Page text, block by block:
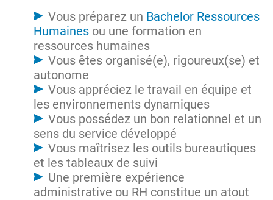
Vous préparez un Bachelor Ressources
Humaines ou une formation en
ressources humaines
Vous êtes organisé(e), rigoureux(se) et
autonome
Vous appréciez le travail en équipe et
les environnements dynamiques
Vous possédez un bon relationnel et un
sens du service développé
Vous maîtrisez les outils bureautiques
et les tableaux de suivi
Une première expérience
administrative ou RH constitue un atout